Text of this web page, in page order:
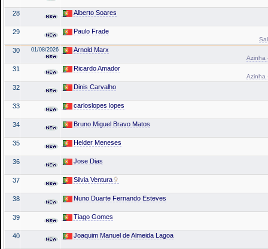
28 Alberto Soares
29 Paulo Frade
30 01/08/2026 Arnold Marx
Azinha
31 Ricardo Amador
Azinha
32 Dinis Carvalho
33 carloslopes lopes
34 Bruno Miguel Bravo Matos
35 Helder Meneses
36 Jose Dias
37 Silvia Ventura
38 Nuno Duarte Fernando Esteves
39 Tiago Gomes
40 Joaquim Manuel de Almeida Lagoa